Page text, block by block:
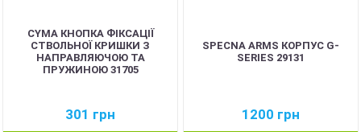
CYMA КНОПКА ФІКСАЦІЇ
СТВОЛЬНОЇ КРИШКИ З
НАПРАВЛЯЮЧОЮ ТА
ПРУЖИНОЮ 31705
301 грн
SPECNA ARMS КОРПУС G-
SERIES 29131
1200 грн